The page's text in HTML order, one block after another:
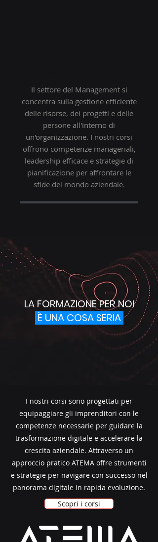
Il settore del Management si
concentra sulla gestione efficiente
delle risorse, dei progetti e delle
persone all'interno di
un'organizzazione. I nostri corsi
offrono competenze manageriali,
leadership efficace e strategie di
pianificazione per affrontare le
sfide del mondo aziendale.
LA FORMAZIONE PER NOI
È UNA COSA SERIA
I nostri corsi sono progettati per
equipaggiare gli imprenditori con le
competenze necessarie per guidare la
trasformazione digitale e accelerare la
crescita aziendale. Attraverso un
approccio pratico ATEMA offre strumenti
e strategie per navigare con successo nel
panorama digitale in rapida evoluzione.
Scopri i corsi